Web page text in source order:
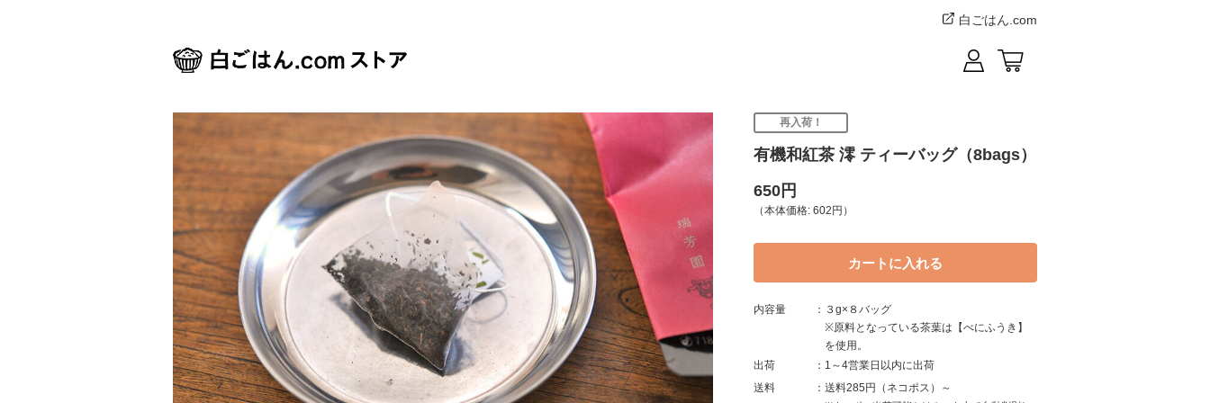
白ごはん.com
再入荷！
有機和紅茶 澪 ティーバッグ（8bags）
650円
（本体価格: 602円）
内容量
３g×８バッグ
※原料となっている茶葉は【べにふうき】
を使用。
出荷
1～4営業日以内に出荷
送料
送料285円（ネコポス）～